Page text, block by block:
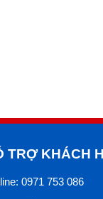
chất tẩy rửa
TRỢ KHÁCH
0971 753 086